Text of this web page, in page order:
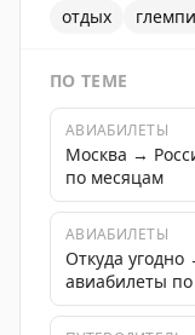
отдых
ПО ТЕМЕ
АВИАБИЛЕТЫ
Москва →
по месяцам
АВИАБИЛЕТЫ
Откуда
авиабилеты